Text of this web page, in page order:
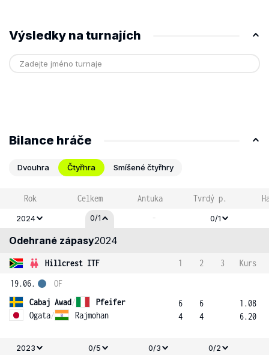
Výsledky na turnajích
Bilance hráče
Dvouhra Čtyřhra Smíšené čtyřhry
Rok Celkem Antuka Tvrdý p.
2024 0/1 - 0/1
Odehrané zápasy2024
Hillcrest ITF 1 2 3
Kurs
19.06.
Cabaj Awad/
Pfeifer
Ogata/ Rajmohan
OF
6
4
6
4
1.08
6.20
2023 0/5 0/3
0/2